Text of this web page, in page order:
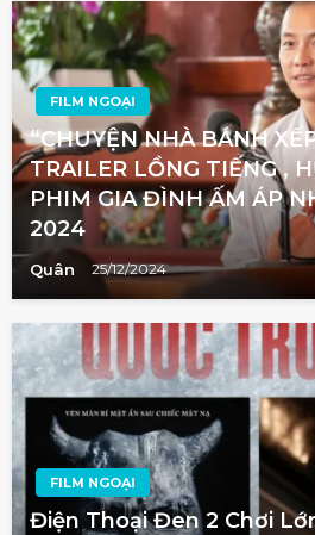
FILM NGOẠI
“CHUYỆN NHÀ BÁNH
TRAILER LỒNG TIẾNG ,
PHIM GIA ĐÌNH ẤM ÁP
2024
Quân 25/12/2024
FILM NGOẠI
Điện Thoại Đen 2 Chơi